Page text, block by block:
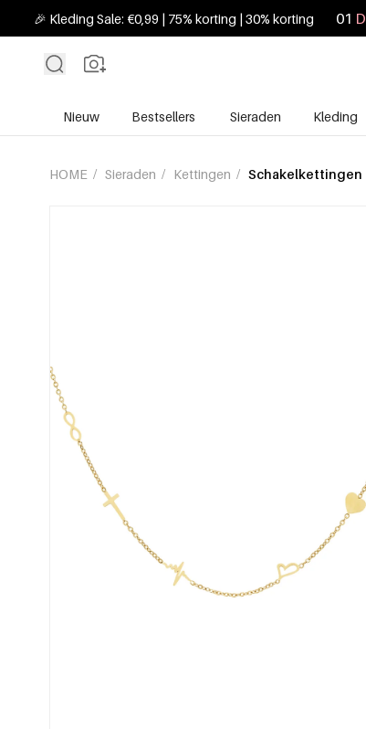
🎉 Kleding Sale: €0,99 | 75% korting | 30% korting 01 D
Nieuw Bestsellers Sieraden Kleding
HOME / Sieraden / Kettingen / Schakelkettingen